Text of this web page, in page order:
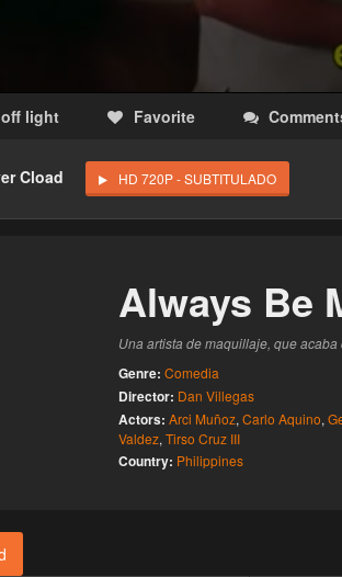
Acceso Requerido
clic 3 veces en el botón para desbloquear
Clics: 0/3
El acceso expira en 1 hora
light Favorite
Cload HD 720P - SUBTITULADO
Always Be
Una artista de maquillaje, que
Genre: Comedia
Director: Dan Villegas
Actors: Arci Muñoz, Carlo Aquino,
Valdez, Tirso Cruz III
Country: Philippines